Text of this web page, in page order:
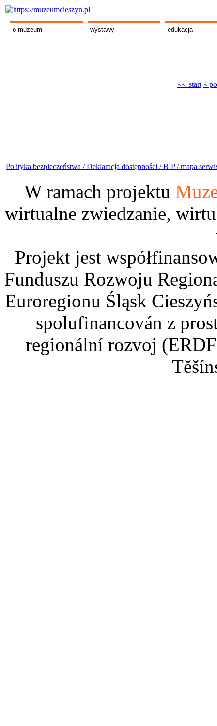
o muzeum wystawy edukacja
«« start «
Polityka bezpieczeństwa /Deklaracja dostępności /BIP /mapa
W ramach projektu
wirtualne zwiedzanie,
Projekt jest
Funduszu Rozwoju
Euroregionu Śląsk
spolufinancován z
regionální rozvoj